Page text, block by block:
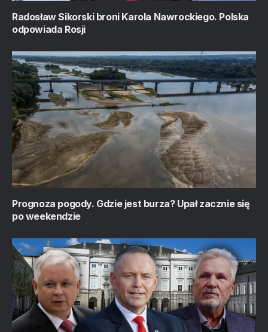
Radosław Sikorski broni Karola Nawrockiego. Polska
odpowiada Rosji
Prognoza pogody. Gdzie jest burza? Upał zacznie się
po weekendzie